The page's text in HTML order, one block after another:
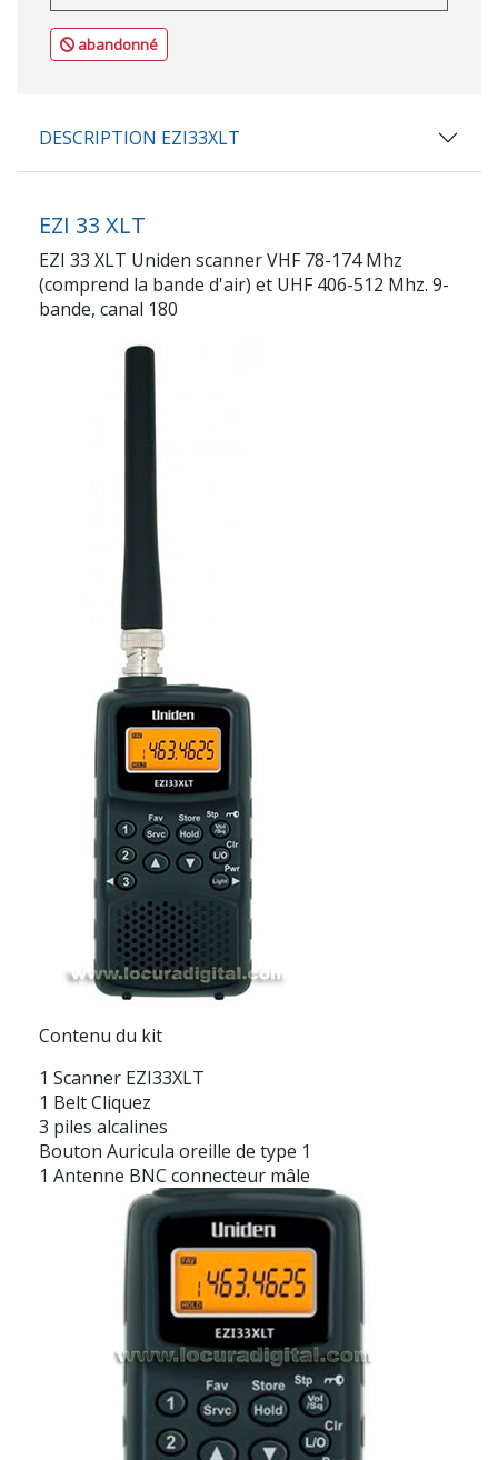
abandonné
DESCRIPTION EZI33XLT
EZI 33 XLT
EZI 33 XLT Uniden scanner VHF 78-174 Mhz
(comprend la bande d'air) et UHF 406-512 Mhz. 9-
bande, canal 180
Contenu du kit
1 Scanner EZI33XLT
1 Belt Cliquez
3 piles alcalines
Bouton Auricula oreille de type 1
1 Antenne BNC connecteur mâle